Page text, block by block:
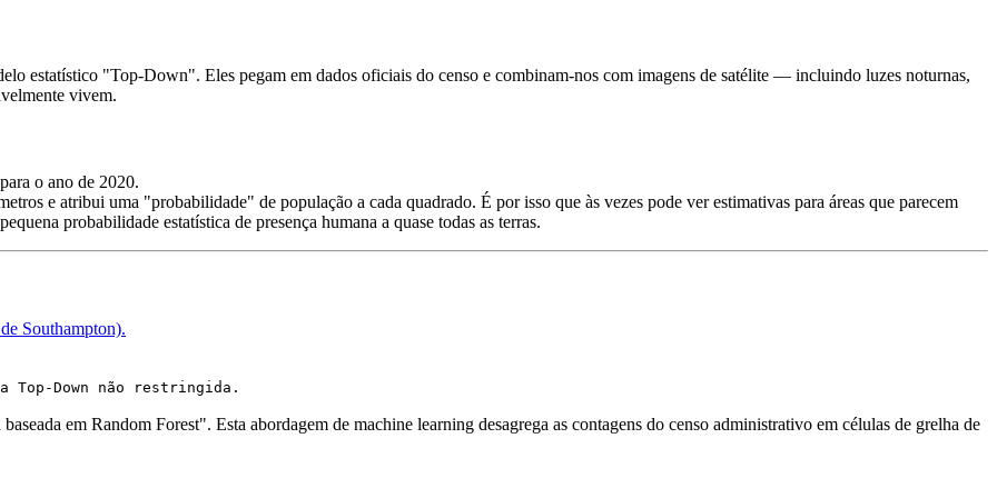
estatístico "Top-Down". Eles pegam em dados oficiais do censo e combinam-nos com imagens de satélite — incluindo luzes noturnas,
vivem.
o ano de 2020.
e atribui uma "probabilidade" de população a cada quadrado. É por isso que às vezes pode ver estimativas para áreas que parecem
probabilidade estatística de presença humana a quase todas as terras.
Southampton).
Top-Down não restringida.
em Random Forest". Esta abordagem de machine learning desagrega as contagens do censo administrativo em células de grelha de